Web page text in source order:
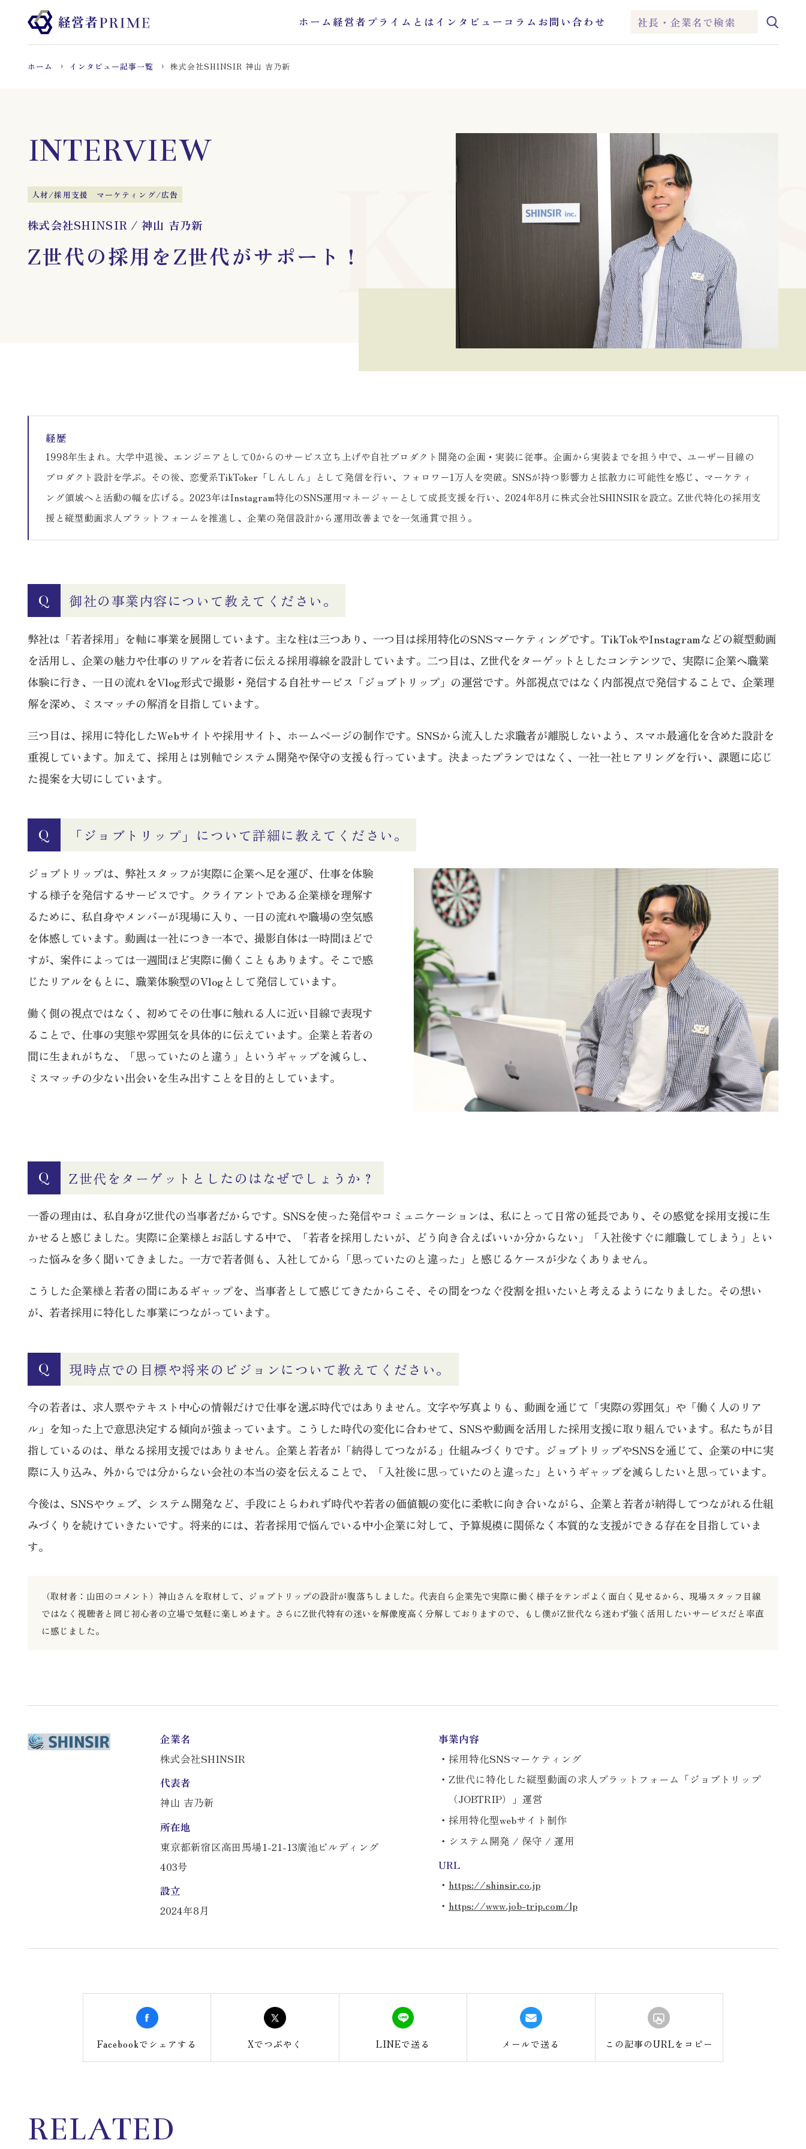
ホーム 経営者プライムとは インタビュー コラム お問い合わせ
ホーム インタビュー記事一覧 株式会社SHINSIR 神山 吉乃新
INTERVIEW
人材/採用支援 マーケティング/広告
株式会社SHINSIR / 神山 吉乃新
Z世代の採用をZ世代がサポート！
経歴
1998年生まれ。大学中退後、エンジニアとして0からのサービス立ち上げや自社プロダクト開発の企画・実装に従事。企画から実装までを担う中で、ユーザー目線の
プロダクト設計を学ぶ。その後、恋愛系TikToker「しんしん」として発信を行い、フォロワー1万人を突破。SNSが持つ影響力と拡散力に可能性を感じ、マーケティ
ング領域へと活動の幅を広げる。2023年はInstagram特化のSNS運用マネージャーとして成長支援を行い、2024年8月に株式会社SHINSIRを設立。Z世代特化の採用支
援と縦型動画求人プラットフォームを推進し、企業の発信設計から運用改善までを一気通貫で担う。
Q 御社の事業内容について教えてください。
弊社は「若者採用」を軸に事業を展開しています。主な柱は三つあり、一つ目は採用特化のSNSマーケティングです。TikTokやInstagramなどの縦型動画
を活用し、企業の魅力や仕事のリアルを若者に伝える採用導線を設計しています。二つ目は、Z世代をターゲットとしたコンテンツで、実際に企業へ職業
体験に行き、一日の流れをVlog形式で撮影・発信する自社サービス「ジョブトリップ」の運営です。外部視点ではなく内部視点で発信することで、企業理
解を深め、ミスマッチの解消を目指しています。
三つ目は、採用に特化したWebサイトや採用サイト、ホームページの制作です。SNSから流入した求職者が離脱しないよう、スマホ最適化を含めた設計を
重視しています。加えて、採用とは別軸でシステム開発や保守の支援も行っています。決まったプランではなく、一社一社ヒアリングを行い、課題に応じ
た提案を大切にしています。
Q 「ジョブトリップ」について詳細に教えてください。
ジョブトリップは、弊社スタッフが実際に企業へ足を運び、仕事を体験
する様子を発信するサービスです。クライアントである企業様を理解す
るために、私自身やメンバーが現場に入り、一日の流れや職場の空気感
を体感しています。動画は一社につき一本で、撮影自体は一時間ほどで
すが、案件によっては一週間ほど実際に働くこともあります。そこで感
じたリアルをもとに、職業体験型のVlogとして発信しています。
働く側の視点ではなく、初めてその仕事に触れる人に近い目線で表現す
ることで、仕事の実態や雰囲気を具体的に伝えています。企業と若者の
間に生まれがちな、「思っていたのと違う」というギャップを減らし、
ミスマッチの少ない出会いを生み出すことを目的としています。
Q Z世代をターゲットとしたのはなぜでしょうか？
一番の理由は、私自身がZ世代の当事者だからです。SNSを使った発信やコミュニケーションは、私にとって日常の延長であり、その感覚を採用支援に生
かせると感じました。実際に企業様とお話しする中で、「若者を採用したいが、どう向き合えばいいか分からない」「入社後すぐに離職してしまう」とい
った悩みを多く聞いてきました。一方で若者側も、入社してから「思っていたのと違った」と感じるケースが少なくありません。
こうした企業様と若者の間にあるギャップを、当事者として感じてきたからこそ、その間をつなぐ役割を担いたいと考えるようになりました。その想い
が、若者採用に特化した事業につながっています。
Q 現時点での目標や将来のビジョンについて教えてください。
今の若者は、求人票やテキスト中心の情報だけで仕事を選ぶ時代ではありません。文字や写真よりも、動画を通じて「実際の雰囲気」や「働く人のリア
ル」を知った上で意思決定する傾向が強まっています。こうした時代の変化に合わせて、SNSや動画を活用した採用支援に取り組んでいます。私たちが目
指しているのは、単なる採用支援ではありません。企業と若者が「納得してつながる」仕組みづくりです。ジョブトリップやSNSを通じて、企業の中に実
際に入り込み、外からでは分からない会社の本当の姿を伝えることで、「入社後に思っていたのと違った」というギャップを減らしたいと思っています。
今後は、SNSやウェブ、システム開発など、手段にとらわれず時代や若者の価値観の変化に柔軟に向き合いながら、企業と若者が納得してつながれる仕組
みづくりを続けていきたいです。将来的には、若者採用で悩んでいる中小企業に対して、予算規模に関係なく本質的な支援ができる存在を目指していま
す。
（取材者：山田のコメント）神山さんを取材して、ジョブトリップの設計が腹落ちしました。代表自ら企業先で実際に働く様子をテンポよく面白く見せるから、現場スタッフ目線
ではなく視聴者と同じ初心者の立場で気軽に楽しめます。さらにZ世代特有の迷いを解像度高く分解しておりますので、もし僕がZ世代なら迷わず強く活用したいサービスだと率直
に感じました。
企業名
株式会社SHINSIR
代表者
神山 吉乃新
所在地
東京都新宿区高田馬場1-21-13廣池ビルディング
403号
設立
2024年8月
事業内容
・採用特化SNSマーケティング
・Z世代に特化した縦型動画の求人プラットフォーム「ジョブトリップ
（JOBTRIP）」運営
・採用特化型webサイト制作
・システム開発 / 保守 / 運用
URL
・ https://shinsir.co.jp
・ https://www.job-trip.com/lp
Facebookでシェアする Xでつぶやく LINEで送る メールで送る この記事のURLをコピー
RELATED